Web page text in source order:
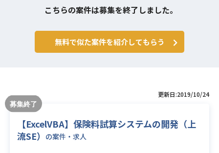
こちらの案件は募集を終了しました。
無料で似た案件を紹介してもらう
更新日:2019/10/24
【ExcelVBA】保険料試算システムの開発（上
流SE）
の案件・求人